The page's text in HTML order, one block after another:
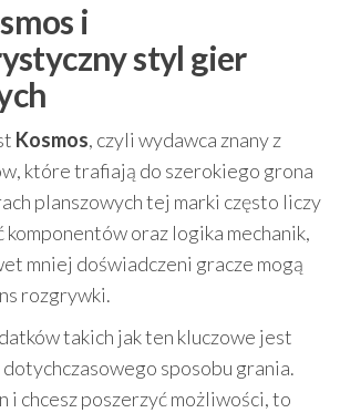
i
styl gier
Kosmos, czyli wydawca znany z
które trafiają do szerokiego grona
planszowych tej marki często liczy
oraz logika mechanik,
mniej doświadczeni gracze mogą
rozgrywki.
takich jak ten kluczowe jest
sposobu grania.
i chcesz poszerzyć możliwości, to